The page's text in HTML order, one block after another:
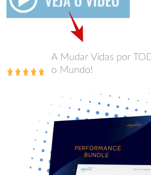
A Mudar Vidas por
o Mundo!